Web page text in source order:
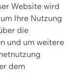
Website wird
Ihre Nutzung
die
und um weitere
dem